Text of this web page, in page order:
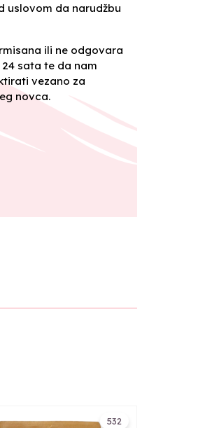
uslovom da narudžbu
ili ne odgovara
sata te da nam
vezano za
novca.
532